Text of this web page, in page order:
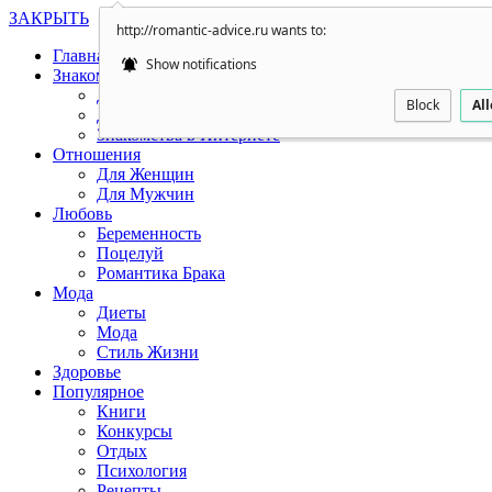
http://romantic-advice.ru wants to:
Show notifications
Block
ЗАКРЫТЬ
Главная
Знакомства
Для Женщин
Для Мужчин
Знакомства в Интернете
Отношения
Для Женщин
Для Мужчин
Любовь
Беременность
Поцелуй
Романтика Брака
Мода
Диеты
Мода
Стиль Жизни
Здоровье
Популярное
Книги
Конкурсы
Отдых
Психология